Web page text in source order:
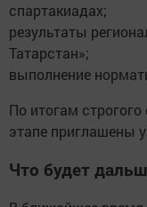
спартакиадах;
результаты
Татарстан»;
выполнение
По итогам
этапе приглашены
Что будет